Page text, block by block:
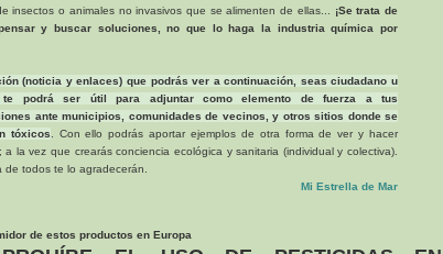
insectos o animales no invasivos que se alimenten de ellas...
¡Se trata de
y buscar soluciones, no que lo haga la industria química por
(noticia y enlaces) que podrás ver a continuación, seas ciudadano u
te podrá ser útil para adjuntar como elemento de fuerza a tus
ante municipios, comunidades de vecinos, y otros sitios donde se
tóxicos . Con ello podrás aportar ejemplos de otra forma de ver y hacer
a la vez que crearás conciencia ecológica y sanitaria (individual y colectiva).
de todos te lo agradecerán.
Mi Estrella de Mar
de estos productos en Europa